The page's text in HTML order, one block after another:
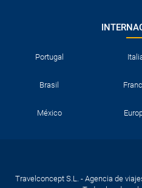
Portugal
Brasil
México
Travelconcept S.L. - Agencia de